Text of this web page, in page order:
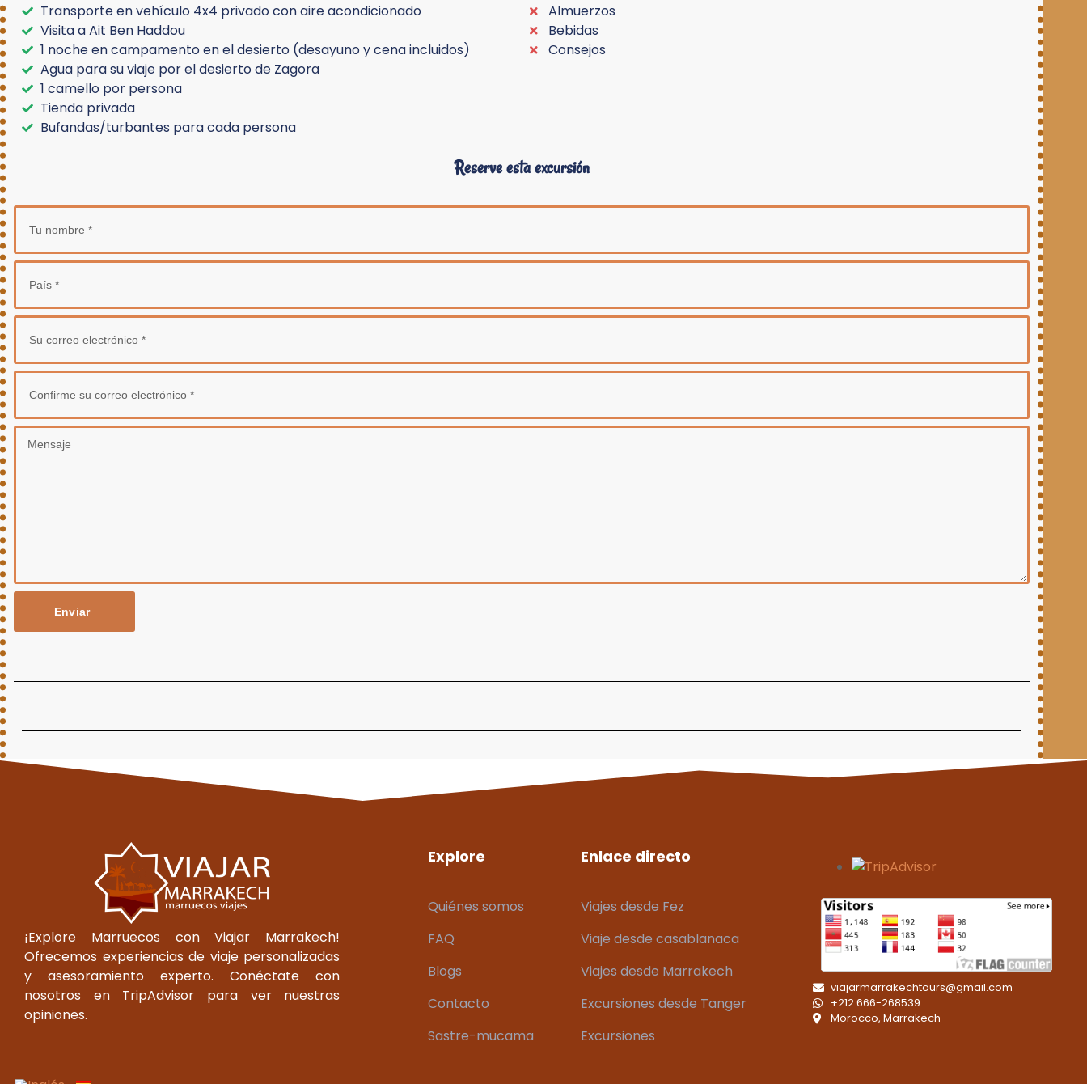
Transporte en vehículo 4x4 privado con aire acondicionado
Visita a Ait Ben Haddou
1 noche en campamento en el desierto (desayuno y cena incluidos)
Agua para su viaje por el desierto de Zagora
1 camello por persona
Tienda privada
Bufandas/turbantes para cada persona
Almuerzos
Bebidas
Consejos
Reserve esta excursión
Enviar
¡Explore Marruecos con Viajar Marrakech!
Ofrecemos experiencias de viaje personalizadas
y asesoramiento experto. Conéctate con
nosotros en TripAdvisor para ver nuestras
opiniones.
Explore
Quiénes somos
FAQ
Blogs
Contacto
Sastre-mucama
Enlace directo
Viajes desde Fez
Viaje desde casablanaca
Viajes desde Marrakech
Excursiones desde Tanger
Excursiones
viajarmarrakechtours@gmail.com
+212 666-268539
Morocco, Marrakech